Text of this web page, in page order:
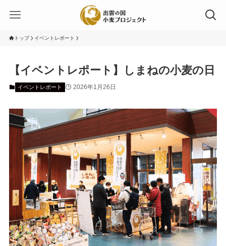
トップ イベントレポート
【イベントレポート】しまねの小麦の日
イベントレポート 2026年1月26日